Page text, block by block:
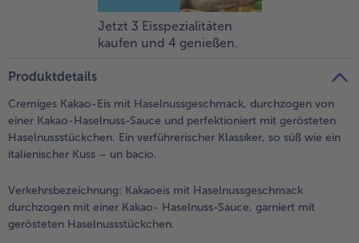
Jetzt 3 Eisspezialitäten
kaufen und 4 genießen.
Produktdetails
Cremiges Kakao-Eis mit Haselnussgeschmack, durchzogen von
einer Kakao-Haselnuss-Sauce und perfektioniert mit gerösteten
Haselnussstückchen. Ein verführerischer Klassiker, so süß wie ein
italienischer Kuss – un bacio.
Verkehrsbezeichnung: Kakaoeis mit Haselnussgeschmack
durchzogen mit einer Kakao- Haselnuss-Sauce, garniert mit
gerösteten Haselnussstückchen.